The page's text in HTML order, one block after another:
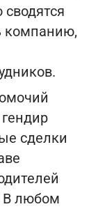
компанию,
сделки
В любом